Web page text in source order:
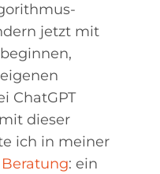
jetzt mit
ChatGPT
dieser
ich in meiner
: ein